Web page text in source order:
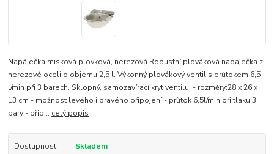
Napáječka misková plovková, nerezová Robustní plováková napaječka z
nerezové oceli o objemu 2,5 l. Výkonný plovákový ventil s průtokem 6,5
l/min při 3 barech. Sklopný, samozavírací kryt ventilu. - rozměry:28 x 26 x
13 cm - možnost levého i pravého připojení - průtok 6,5l/min při tlaku 3
bary - přip... celý popis
Dostupnost Skladem